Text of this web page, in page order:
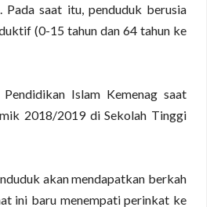
saat itu, penduduk berusia
(0-15 tahun dan 64 tahun ke
Islam Kemenag saat
2018/2019 di Sekolah Tinggi
akan mendapatkan berkah
ini baru menempati perinkat ke